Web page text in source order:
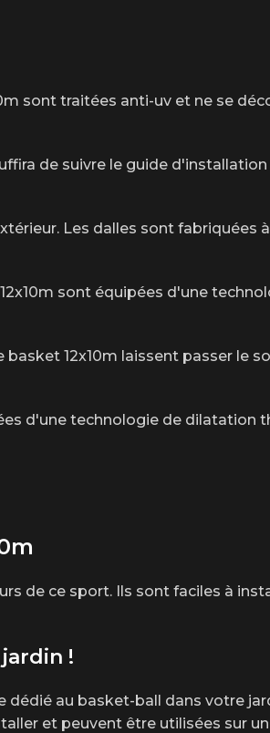
sont traitées anti-uv et ne se
de suivre le guide
Les dalles sont
sont équipées d'une
12x10m laissent passer le
d'une technologie de
de ce sport. Ils sont faciles à
!
au basket-ball dans votre
et peuvent être utilisées sur